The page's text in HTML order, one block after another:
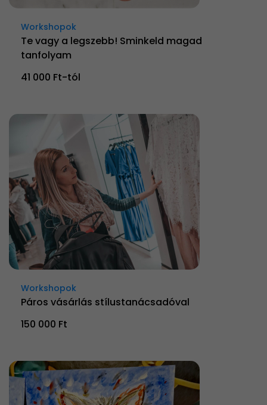
Workshopok
Te vagy a legszebb! Sminkeld magad
tanfolyam
41 000 Ft-tól
Workshopok
Páros vásárlás stílustanácsadóval
150 000 Ft